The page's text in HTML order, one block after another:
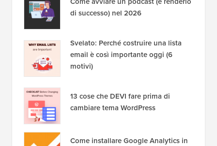
di successo) nel 2026
Svelato: Perché costruire una lista
email è così importante oggi (6
motivi)
13 cose che DEVI fare prima di
cambiare tema WordPress
Come installare Google Analytics in